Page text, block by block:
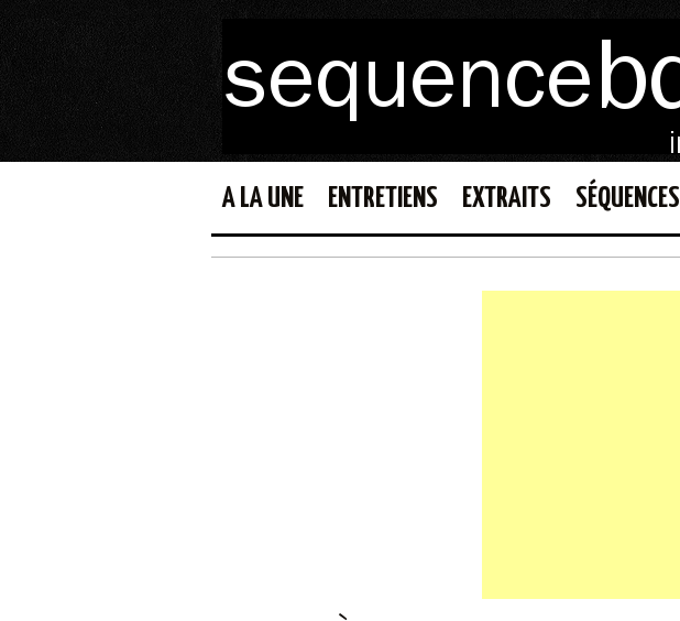
A LA UNE ENTRETIENS EXTRAITS SÉQUENCES